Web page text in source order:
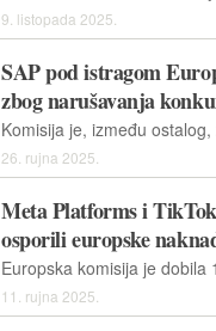
9. listopada 2025.
SAP pod istragom
zbog narušavanja
26. rujna 2025.
Meta Platforms i
osporili europske
11. rujna 2025.